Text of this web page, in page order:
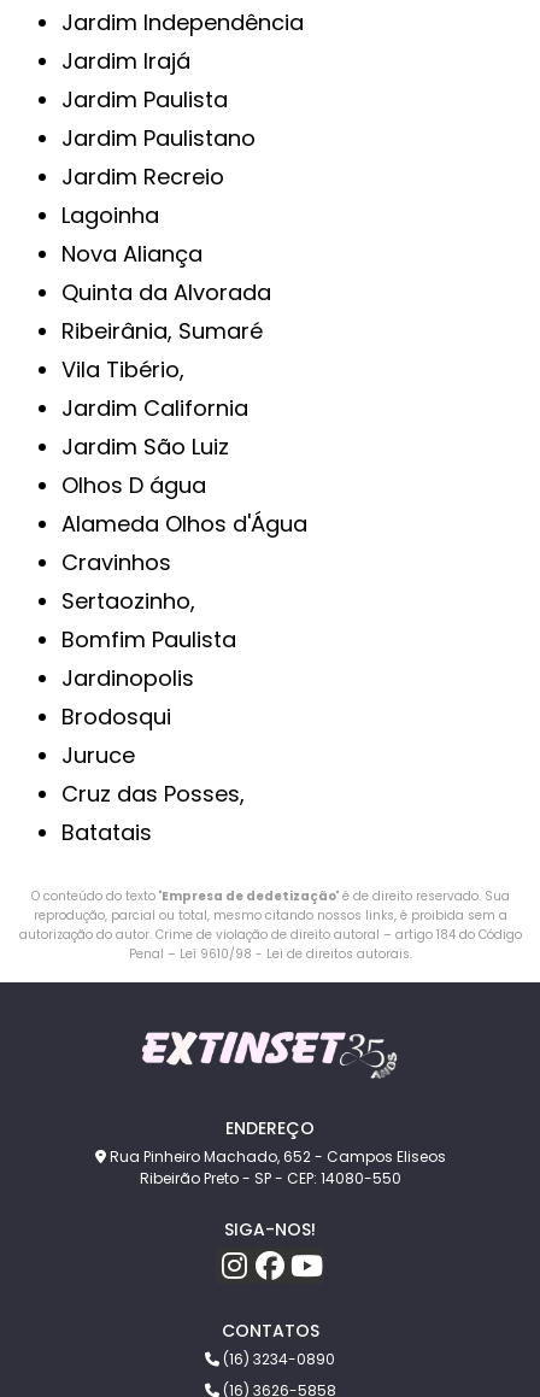
Jardim Independência
Jardim Irajá
Jardim Paulista
Jardim Paulistano
Jardim Recreio
Lagoinha
Nova Aliança
Quinta da Alvorada
Ribeirânia, Sumaré
Vila Tibério,
Jardim California
Jardim São Luiz
Olhos D água
Alameda Olhos d'Água
Cravinhos
Sertaozinho,
Bomfim Paulista
Jardinopolis
Brodosqui
Juruce
Cruz das Posses,
Batatais
O conteúdo do texto "Empresa de dedetização" é de direito reservado. Sua
reprodução, parcial ou total, mesmo citando nossos links, é proibida sem a
autorização do autor. Crime de violação de direito autoral – artigo 184 do Código
Penal – Lei 9610/98 - Lei de direitos autorais.
ENDEREÇO
Rua Pinheiro Machado, 652 - Campos Eliseos
Ribeirão Preto - SP - CEP: 14080-550
SIGA-NOS!
CONTATOS
(16) 3234-0890
(16) 3626-5858